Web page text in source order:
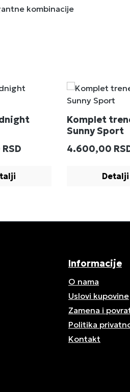
kombinacije
Komplet
Sunny Sport
Redovna cena:
4.600,00
Detalji
Informacije
O nama
Uslovi kupovine
Zamena i
Politika
Kontakt